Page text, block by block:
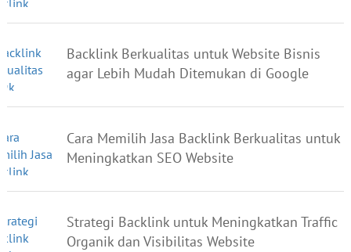
Backlink Berkualitas untuk Website Bisnis
agar Lebih Mudah Ditemukan di Google
Cara Memilih Jasa Backlink Berkualitas untuk
Meningkatkan SEO Website
Strategi Backlink untuk Meningkatkan Traffic
Organik dan Visibilitas Website